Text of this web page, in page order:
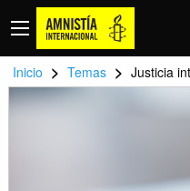
Inicio > Temas > Justicia